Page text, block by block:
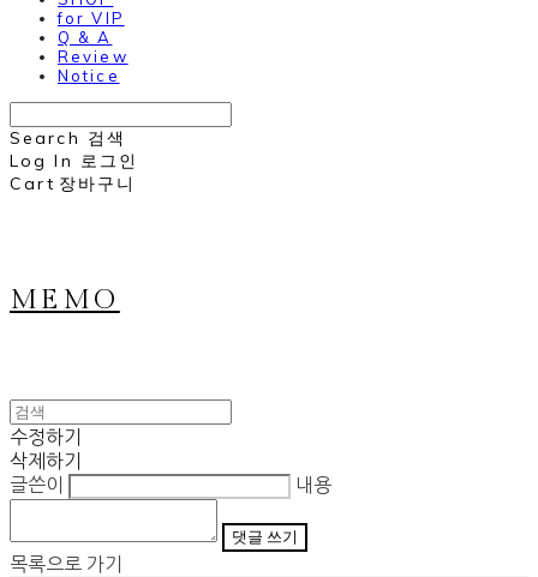
for VIP
Q & A
Review
Notice
Search 검색
Log In 로그인
Cart 장바구니
MEMO
수정하기
삭제하기
글쓴이
내용
댓글 쓰기
목록으로 가기